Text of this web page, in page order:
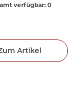
verfügbar:0
Artikel